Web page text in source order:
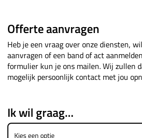
Offerte aanvragen
Heb je een vraag over onze diensten,
aanvragen of een band of act
formulier kun je ons mailen. Wij zullen
mogelijk persoonlijk contact met jou
Ik wil graag...